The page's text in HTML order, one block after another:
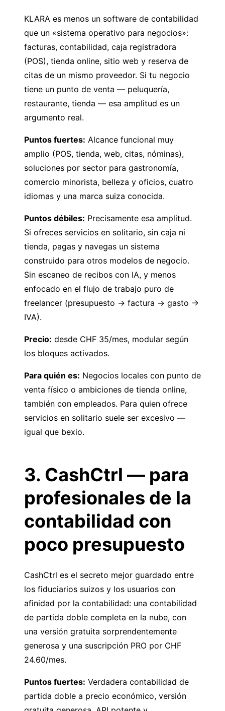
KLARA es menos un software de contabilidad
que un «sistema operativo para negocios»:
facturas, contabilidad, caja registradora
(POS), tienda online, sitio web y reserva de
citas de un mismo proveedor. Si tu negocio
tiene un punto de venta — peluquería,
restaurante, tienda — esa amplitud es un
argumento real.
Puntos fuertes: Alcance funcional muy
amplio (POS, tienda, web, citas, nóminas),
soluciones por sector para gastronomía,
comercio minorista, belleza y oficios, cuatro
idiomas y una marca suiza conocida.
Puntos débiles: Precisamente esa amplitud.
Si ofreces servicios en solitario, sin caja ni
tienda, pagas y navegas un sistema
construido para otros modelos de negocio.
Sin escaneo de recibos con IA, y menos
enfocado en el flujo de trabajo puro de
freelancer (presupuesto → factura → gasto →
IVA).
Precio: desde CHF 35/mes, modular según
los bloques activados.
Para quién es: Negocios locales con punto de
venta físico o ambiciones de tienda online,
también con empleados. Para quien ofrece
servicios en solitario suele ser excesivo —
igual que bexio.
3. CashCtrl — para
profesionales de la
contabilidad con
poco presupuesto
CashCtrl es el secreto mejor guardado entre
los fiduciarios suizos y los usuarios con
afinidad por la contabilidad: una contabilidad
de partida doble completa en la nube, con
una versión gratuita sorprendentemente
generosa y una suscripción PRO por CHF
24.60/mes.
Puntos fuertes: Verdadera contabilidad de
partida doble a precio económico, versión